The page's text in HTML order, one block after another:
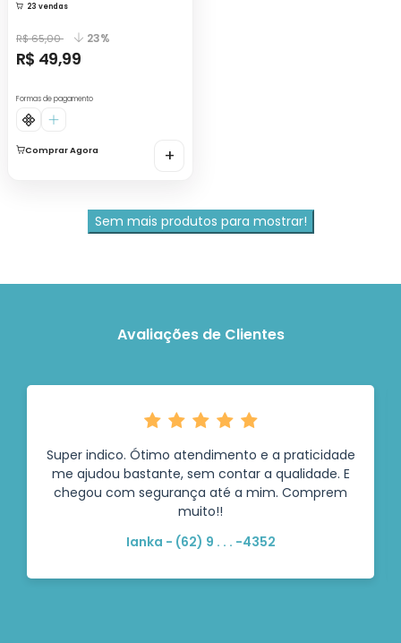
23 vendas
R$ 65,00 23%
R$ 49,99
Formas de pagamento
Comprar Agora +
Sem mais produtos para mostrar!
Avaliações de Clientes
Super indico. Ótimo atendimento e a praticidade
me ajudou bastante, sem contar a qualidade. E
chegou com segurança até a mim. Comprem
muito!!
Ianka - (62) 9 . . . -4352